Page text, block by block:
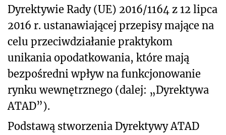
Dyrektywie Rady (UE) 2016/1164 z 12 lipca
2016 r. ustanawiającej przepisy mające na
celu przeciwdziałanie praktykom
unikania opodatkowania, które mają
bezpośredni wpływ na funkcjonowanie
rynku wewnętrznego (dalej: „Dyrektywa
ATAD”).
Podstawą stworzenia Dyrektywy ATAD